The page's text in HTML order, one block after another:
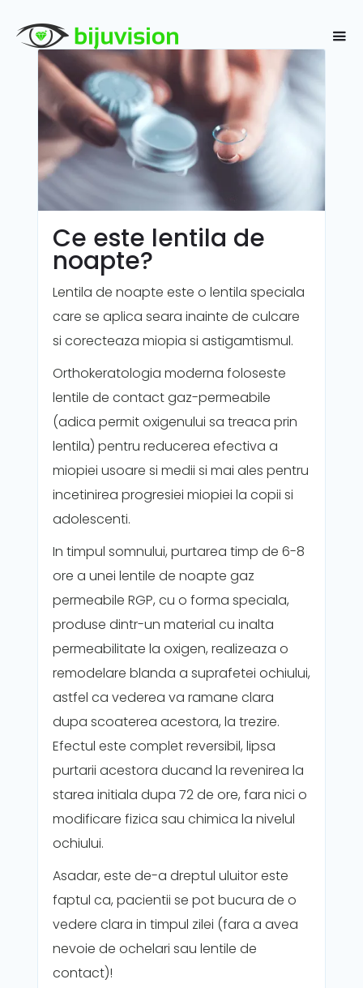
Ce este lentila de
noapte?
Lentila de noapte este o lentila speciala
care se aplica seara inainte de culcare
si corecteaza miopia si astigamtismul.
Orthokeratologia moderna foloseste
lentile de contact gaz-permeabile
(adica permit oxigenului sa treaca prin
lentila) pentru reducerea efectiva a
miopiei usoare si medii si mai ales pentru
incetinirea progresiei miopiei la copii si
adolescenti.
In timpul somnului, purtarea timp de 6-8
ore a unei lentile de noapte gaz
permeabile RGP, cu o forma speciala,
produse dintr-un material cu inalta
permeabilitate la oxigen, realizeaza o
remodelare blanda a suprafetei ochiului,
astfel ca vederea va ramane clara
dupa scoaterea acestora, la trezire.
Efectul este complet reversibil, lipsa
purtarii acestora ducand la revenirea la
starea initiala dupa 72 de ore, fara nici o
modificare fizica sau chimica la nivelul
ochiului.
Asadar, este de-a dreptul uluitor este
faptul ca, pacientii se pot bucura de o
vedere clara in timpul zilei (fara a avea
nevoie de ochelari sau lentile de
contact)!